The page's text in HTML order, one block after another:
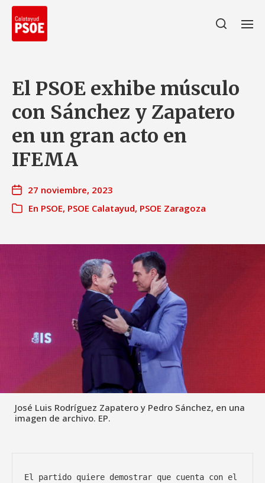
El PSOE exhibe músculo
con Sánchez y Zapatero
en un gran acto en
IFEMA
27 noviembre, 2023
En PSOE, PSOE Calatayud, PSOE Zaragoza
José Luis Rodríguez Zapatero y Pedro Sánchez, en una
imagen de archivo. EP.
El partido quiere demostrar que cuenta con el